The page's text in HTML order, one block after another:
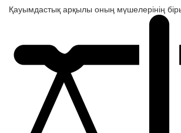
Қауымдастық арқылы оның мүшелерінің